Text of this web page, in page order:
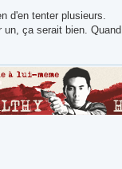
d'en tenter plusieurs.
ça serait bien.